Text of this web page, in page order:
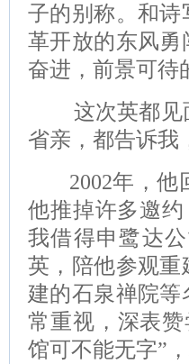
子的别称。和
革开放的东风
奋进，前景可待
这次英都见面
省亲，都告诉我
2002年，他
他推掉许多邀
我借得申鹭达
英，陪他参观
建的石泉禅院
常重视，深表
馆可不能无字”